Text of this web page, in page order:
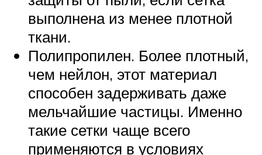
выполнена из менее плотной
ткани.
Полипропилен. Более плотный,
чем нейлон, этот материал
способен задерживать даже
мельчайшие частицы. Именно
такие сетки чаще всего
применяются в условиях